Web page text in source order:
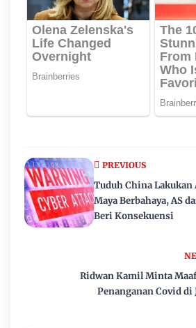
Ridwan Kamil Minta
Penanganan Covid di
PREVIOUS
Tuduh China
Maya Berbahaya, AS
Beri Konsekuensi